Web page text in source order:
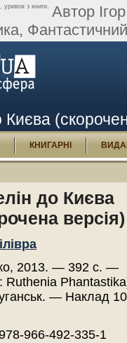
уривок з книги. Автор
Києва
КНИГАРНІ
до Києва
версія)
2013. — 392 с. —
Ruthenia
— Наклад
966-492-335-1